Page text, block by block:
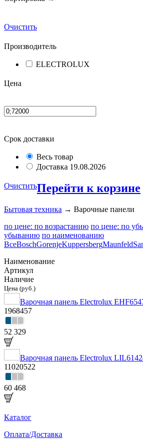
Очистить
Производитель
ELECTROLUX
Цена
Срок доставки
Весь товар
Доставка 19.08.2026
ОчиститьПерейти к корзине
Бытовая техника → Варочные панели
по цене: по возрастанию по цене: по
убыванию по наименованию
ВсеBoschGorenjeKuppersbergMaunfeld
Наименование
Артикул
Наличие
Цена (руб.)
Варочная панель Electrolux
1968457
52 329
Варочная панель Electrolux
11020522
60 468
Каталог
Оплата/Доставка